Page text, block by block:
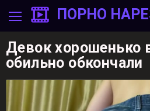
ПОРНО
Девок хорошенько
обильно обкончали